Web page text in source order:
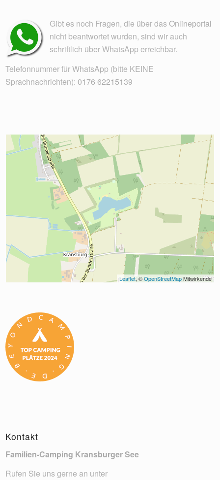
Gibt es noch Fragen, die über dasOnlineportal
nicht beantwortet wurden, sind wir auch
schriftlich über WhatsApp erreichbar.
Telefonnummer für WhatsApp (bitte KEINE
Sprachnachrichten): 0176 62215139
Leaflet, © OpenStreetMap Mitwirkende
Kontakt
Familien-Camping Kransburger See
Rufen Sie uns gerne an unter